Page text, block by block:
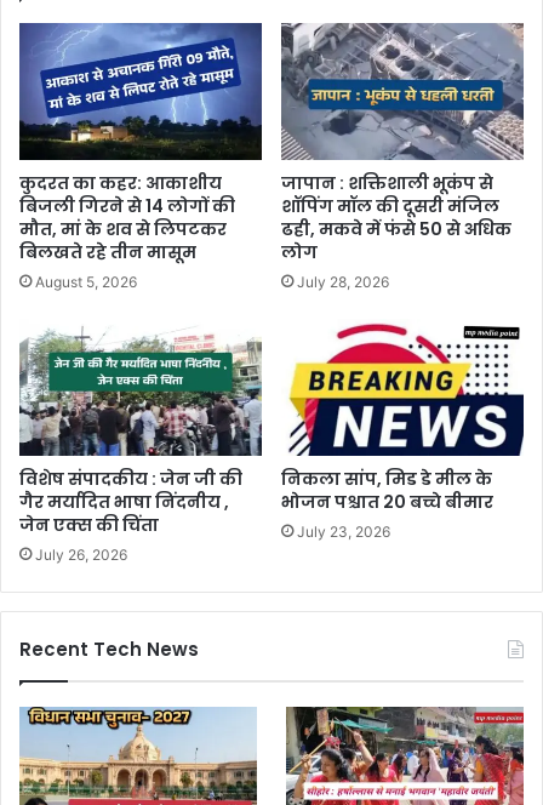
कुदरत का कहर: आकाशीय
बिजली गिरने से 14 लोगों की
मौत, मां के शव से लिपटकर
बिलखते रहे तीन मासूम
August 5, 2026
जापान : शक्तिशाली भूकंप से
शॉपिंग मॉल की दूसरी मंजिल
ढही, मकवे में फंसे 50 से अधिक
लोग
July 28, 2026
विशेष संपादकीय : जेन जी की
गैर मर्यादित भाषा निंदनीय ,
जेन एक्स की चिंता
July 26, 2026
निकला सांप, मिड डे मील के
भोजन पश्चात 20 बच्चे बीमार
July 23, 2026
Recent Tech News